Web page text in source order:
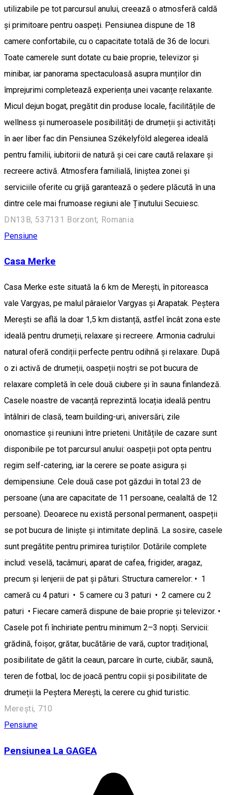
utilizabile pe tot parcursul anului, creează o atmosferă caldă
și primitoare pentru oaspeți. Pensiunea dispune de 18
camere confortabile, cu o capacitate totală de 36 de locuri.
Toate camerele sunt dotate cu baie proprie, televizor și
minibar, iar panorama spectaculoasă asupra munților din
împrejurimi completează experiența unei vacanțe relaxante.
Micul dejun bogat, pregătit din produse locale, facilitățile de
wellness și numeroasele posibilități de drumeții și activități
în aer liber fac din Pensiunea Székelyföld alegerea ideală
pentru familii, iubitorii de natură și cei care caută relaxare și
recreere activă. Atmosfera familială, liniștea zonei și
serviciile oferite cu grijă garantează o ședere plăcută în una
dintre cele mai frumoase regiuni ale Ținutului Secuiesc.
DN13B, 537131 Borzont, Romania
Pensiune
Casa Merke
Casa Merke este situată la 6 km de Merești, în pitoreasca
vale Vargyas, pe malul pâraielor Vargyas și Arapatak. Peștera
Merești se află la doar 1,5 km distanță, astfel încât zona este
ideală pentru drumeții, relaxare și recreere. Armonia cadrului
natural oferă condiții perfecte pentru odihnă și relaxare. După
o zi activă de drumeții, oaspeții noștri se pot bucura de
relaxare completă în cele două ciubere și în sauna finlandeză.
Casele noastre de vacanță reprezintă locația ideală pentru
întâlniri de clasă, team building-uri, aniversări, zile
onomastice și reuniuni între prieteni. Unitățile de cazare sunt
disponibile pe tot parcursul anului: oaspeții pot opta pentru
regim self-catering, iar la cerere se poate asigura și
demipensiune. Cele două case pot găzdui în total 23 de
persoane (una are capacitate de 11 persoane, cealaltă de 12
persoane). Deoarece nu există personal permanent, oaspeții
se pot bucura de liniște și intimitate deplină. La sosire, casele
sunt pregătite pentru primirea turiștilor. Dotările complete
includ: veselă, tacâmuri, aparat de cafea, frigider, aragaz,
precum și lenjerii de pat și pături. Structura camerelor: • 1
cameră cu 4 paturi • 5 camere cu 3 paturi • 2 camere cu 2
paturi • Fiecare cameră dispune de baie proprie și televizor. •
Casele pot fi închiriate pentru minimum 2–3 nopți. Servicii:
grădină, foișor, grătar, bucătărie de vară, cuptor tradițional,
posibilitate de gătit la ceaun, parcare în curte, ciubăr, saună,
teren de fotbal, loc de joacă pentru copii și posibilitate de
drumeții la Peștera Merești, la cerere cu ghid turistic.
Merești, 710
Pensiune
Pensiunea La GAGEA